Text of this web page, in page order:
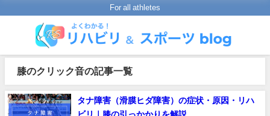
For all athletes
膝のクリック音の記事一覧
タナ障害（滑膜ヒダ障害）の症状・原因・リハ
ビリ｜膝の引っかかりを解説